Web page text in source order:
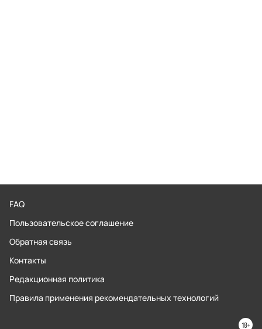
FAQ
Пользовательское соглашение
Обратная связь
Контакты
Редакционная политика
Правила применения рекомендательных технологий